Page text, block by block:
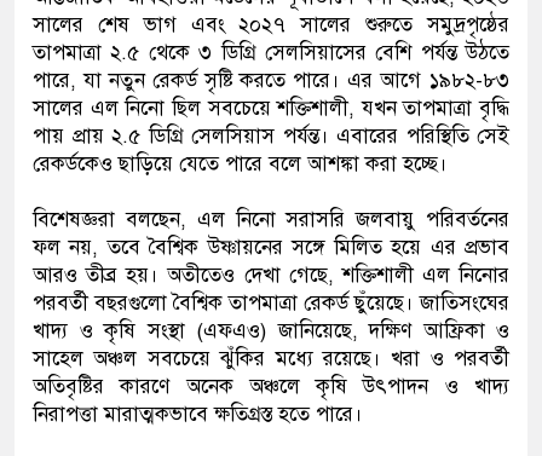
সালের শেষ ভাগ এবং ২০২৭ সালের শুরুতে সমুদ্রপৃষ্ঠের
তাপমাত্রা ২.৫ থেকে ৩ ডিগ্রি সেলসিয়াসের বেশি পর্যন্ত উঠতে
পারে, যা নতুন রেকর্ড সৃষ্টি করতে পারে। এর আগে ১৯৮২-৮৩
সালের এল নিনো ছিল সবচেয়ে শক্তিশালী, যখন তাপমাত্রা বৃদ্ধি
পায় প্রায় ২.৫ ডিগ্রি সেলসিয়াস পর্যন্ত। এবারের পরিস্থিতি সেই
রেকর্ডকেও ছাড়িয়ে যেতে পারে বলে আশঙ্কা করা হচ্ছে।
বিশেষজ্ঞরা বলছেন, এল নিনো সরাসরি জলবায়ু পরিবর্তনের
ফল নয়, তবে বৈশ্বিক উষ্ণায়নের সঙ্গে মিলিত হয়ে এর প্রভাব
আরও তীব্র হয়। অতীতেও দেখা গেছে, শক্তিশালী এল নিনোর
পরবর্তী বছরগুলো বৈশ্বিক তাপমাত্রা রেকর্ড ছুঁয়েছে। জাতিসংঘের
খাদ্য ও কৃষি সংস্থা (এফএও) জানিয়েছে, দক্ষিণ আফ্রিকা ও
সাহেল অঞ্চল সবচেয়ে ঝুঁকির মধ্যে রয়েছে। খরা ও পরবর্তী
অতিবৃষ্টির কারণে অনেক অঞ্চলে কৃষি উৎপাদন ও খাদ্য
নিরাপত্তা মারাত্মকভাবে ক্ষতিগ্রস্ত হতে পারে।